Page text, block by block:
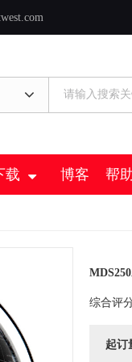
载 博客 帮
综合评
起订